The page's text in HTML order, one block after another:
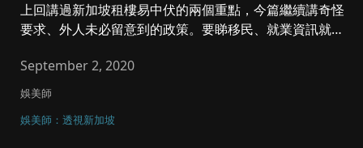
上回講過新加坡租樓易中伏的兩個重點，今篇繼續講奇怪
要求、外人未必留意到的政策。要睇移民、就業資訊就睇
September 2, 2020
娛美師
娛美師：透視新加坡